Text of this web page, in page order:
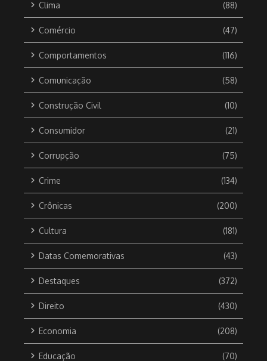
Clima (88)
Comércio (47)
Comportamentos (116)
Comunicação (58)
Construção Civil (10)
Consumidor (21)
Corrupção (75)
Crime (134)
Crônicas (200)
Cultura (181)
Datas Comemorativas (43)
Destaques (372)
Direito (430)
Economia (208)
Educação (70)